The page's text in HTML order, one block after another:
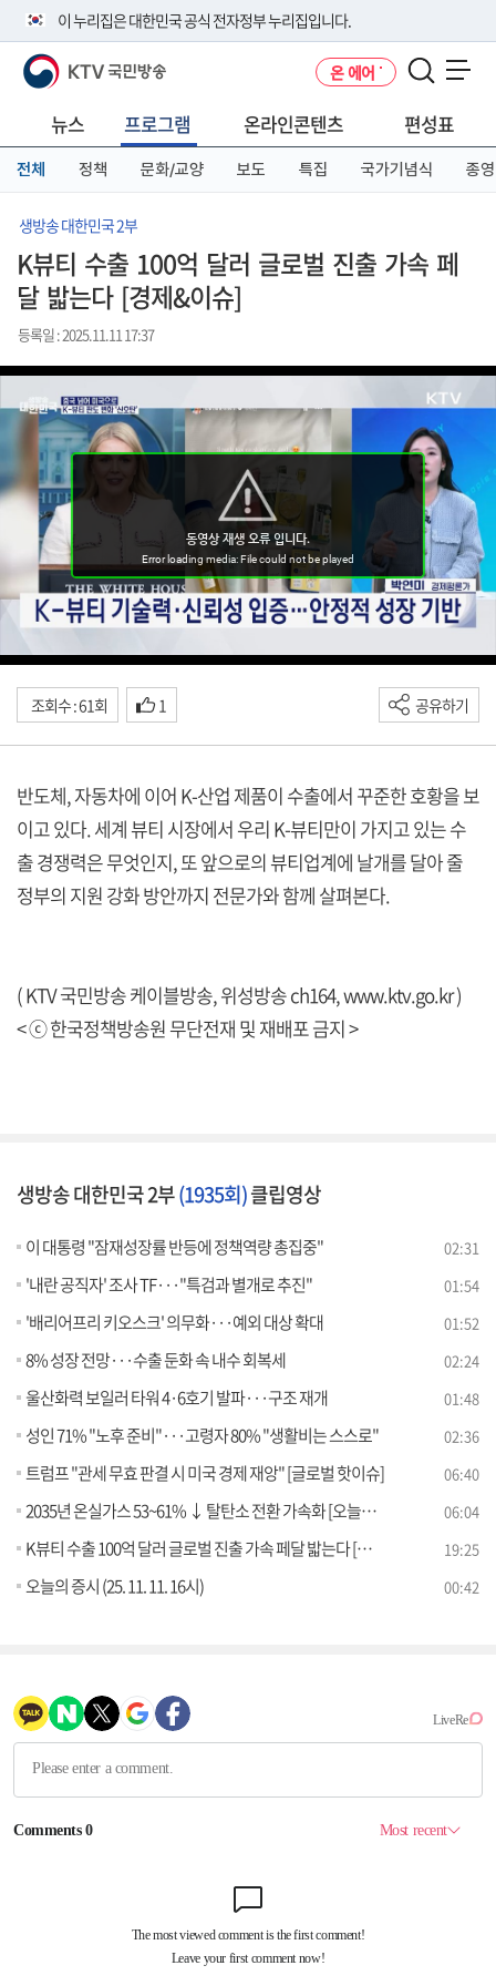
이 누리집은 대한민국 공식 전자정부 누리집입니다.
공식 누리집 주소 확인하기
니다.
이밖에 or.kr 또는 .kr등 다른 도메인 주소를 사용하고 있다면 아래 URL에
서 도메인 주소를 확인해 보세요
KTV 국민방송 온 에어
뉴스 프로그램 온라인콘텐츠 편성표
전체 정책 문화/교양 보도 특집 국가기념식 종영
생방송 대한민국 2부
K뷰티 수출 100억 달러 글로벌 진출 가속 페
달 밟는다 [경제&이슈]
등록일 : 2025.11.11 17:37
조회수 : 61회 1 공유하기
반도체, 자동차에 이어 K-산업 제품이 수출에서 꾸준한 호황을 보
이고 있다. 세계 뷰티 시장에서 우리 K-뷰티만이 가지고 있는 수
출 경쟁력은 무엇인지, 또 앞으로의 뷰티업계에 날개를 달아 줄
정부의 지원 강화 방안까지 전문가와 함께 살펴본다.
( KTV 국민방송 케이블방송, 위성방송 ch164,www.ktv.go.kr)
< ⓒ 한국정책방송원 무단전재 및 재배포 금지 >
생방송 대한민국 2부(1935회)클립영상
이 대통령 "잠재성장률 반등에 정책역량 총집중" 02:31
'내란 공직자' 조사 TF···"특검과 별개로 추진" 01:54
'배리어프리 키오스크' 의무화···예외 대상 확대 01:52
8% 성장 전망···수출 둔화 속 내수 회복세 02:24
울산화력 보일러 타워 4·6호기 발파···구조 재개 01:48
성인 71% "노후 준비"···고령자 80% "생활비는 스스로" 02:36
트럼프 "관세 무효 판결 시 미국 경제 재앙" [글로벌 핫이슈] 06:40
2035년 온실가스 53~61% ↓ 탈탄소 전환 가속화 [오늘의 이슈] 06:04
K뷰티 수출 100억 달러 글로벌 진출 가속 페달 밟는다 [경제&이슈] 19:25
오늘의 증시 (25. 11. 11. 16시) 00:42